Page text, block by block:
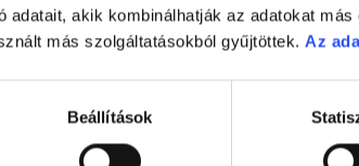
adatait, akik kombinálhatják az adatokat
más szolgáltatásokból gyűjtöttek. Az
Beállítások